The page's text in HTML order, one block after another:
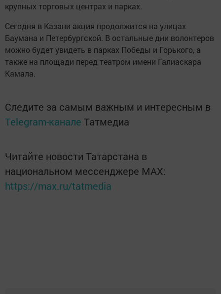
крупных торговых центрах и парках.
Сегодня в Казани акция продолжится на улицах
Баумана и Петербургской. В остальные дни волонтеров
можно будет увидеть в парках Победы и Горького, а
также на площади перед театром имени Галиаскара
Камала.
Следите за самым важным и интересным в
Telegram-канале Татмедиа
Читайте новости Татарстана в
национальном мессенджере MАХ:
https://max.ru/tatmedia